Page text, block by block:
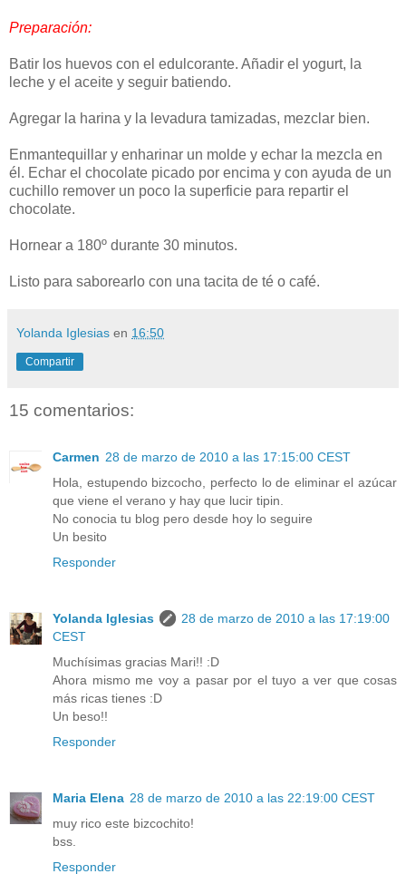
Preparación:
Batir los huevos con el edulcorante. Añadir el yogurt, la
leche y el aceite y seguir batiendo.
Agregar la harina y la levadura tamizadas, mezclar bien.
Enmantequillar y enharinar un molde y echar la mezcla en
él. Echar el chocolate picado por encima y con ayuda de un
cuchillo remover un poco la superficie para repartir el
chocolate.
Hornear a 180º durante 30 minutos.
Listo para saborearlo con una tacita de té o café.
Yolanda Iglesias en 16:50
Compartir
15 comentarios:
Carmen 28 de marzo de 2010 a las 17:15:00 CEST
Hola, estupendo bizcocho, perfecto lo de eliminar el azúcar
que viene el verano y hay que lucir tipin.
No conocia tu blog pero desde hoy lo seguire
Un besito
Responder
Yolanda Iglesias
28 de marzo de 2010 a las 17:19:00
CEST
Muchísimas gracias Mari!! :D
Ahora mismo me voy a pasar por el tuyo a ver que cosas
más ricas tienes :D
Un beso!!
Responder
Maria Elena 28 de marzo de 2010 a las 22:19:00 CEST
muy rico este bizcochito!
bss.
Responder